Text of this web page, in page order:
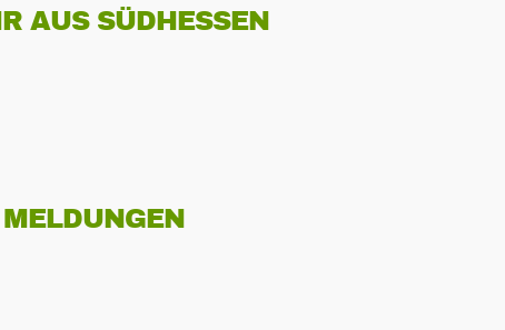
AUS SÜDHESSEN